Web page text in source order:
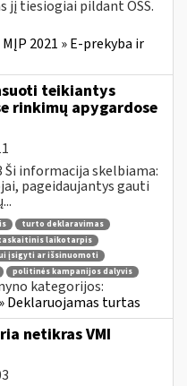
jį tiesiogiai pildant OSS.
MĮP 2021 » E-prekyba ir
teikiantys
rinkimų apygardose
Ši informacija skelbiama:
pageidaujantys gauti
turto deklaravimas
laikotarpis
įsigyti ar išsinuomoti
politinės kampanijos dalyvis
kategorijos:
Deklaruojamas turtas
netikras VMI